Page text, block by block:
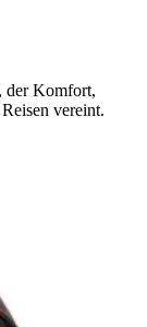
der Komfort,
vereint.